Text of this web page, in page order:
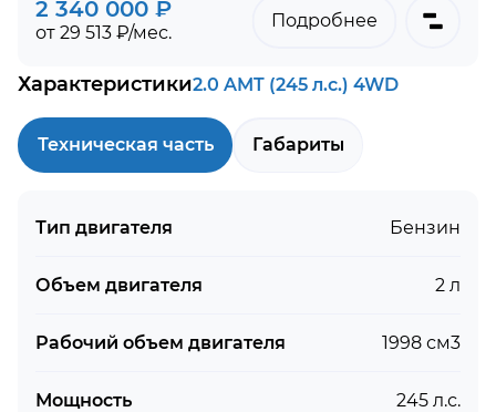
2 340 000 ₽
от 29 513 ₽/мес.
Подробнее
Характеристики2.0 AMT (245 л.с.) 4WD
Техническая часть Габариты
Тип двигателя Бензин
Объем двигателя 2 л
Рабочий объем двигателя 1998 см3
Мощность 245 л.с.